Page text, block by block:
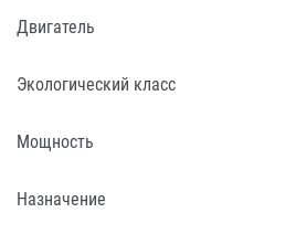
Двигатель
Экологический класс
Мощность
Назначение